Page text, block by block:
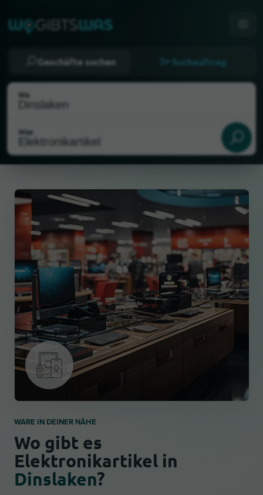
Geschäfte suchen Suchauftrag
Wo
Was
Als meinen Standort wählen
WARE IN DEINER NÄHE
Wo gibt es
Elektronikartikel in
Dinslaken?